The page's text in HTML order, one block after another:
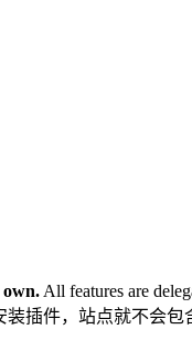
own. All features are
装插件，站点就不会包